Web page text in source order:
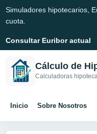
Simuladores hipotecarios,
cuota.
Consultar Euribor actual
Cálculo de
Calculadoras
Inicio Sobre Nosotros